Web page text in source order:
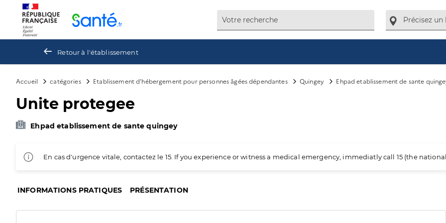
Retour à l'établissement
Accueil catégories Etablissement d'hébergement pour personnes âgées dépendantes Quingey Ehpad etablissement de sante
Unite protegee
Ehpad etablissement de sante quingey
En cas d'urgence vitale, contactez le 15. If you experience or witness a medical emergency, immediatly call 15 (the
INFORMATIONS PRATIQUES PRÉSENTATION
Panneau de gestion des cookies